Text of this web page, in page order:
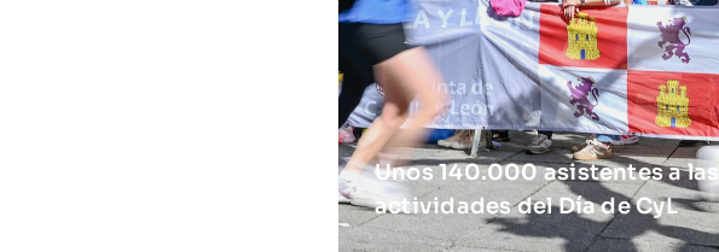
Unos 140.000 asistentes a las
actividades del Día de CyL